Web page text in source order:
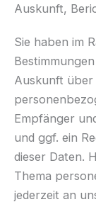
Auskunft,
Sie haben im
Auskunft
Empfänger
und ggf. ein
dieser Daten.
Thema
jederzeit an